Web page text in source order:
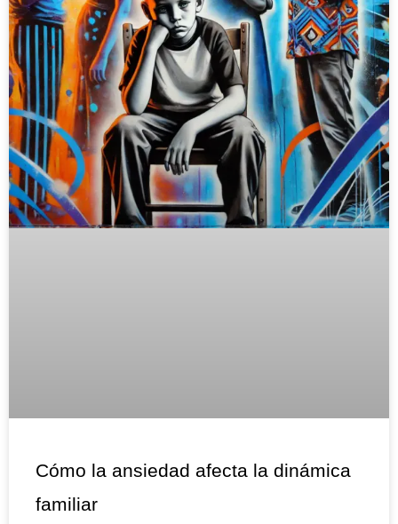
Cómo la ansiedad afecta la dinámica
familiar